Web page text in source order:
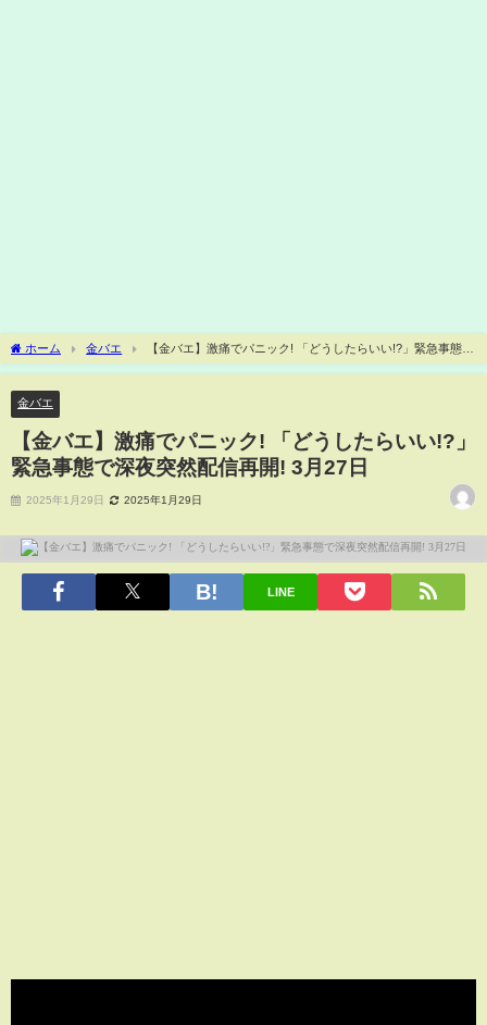
ホーム 金バエ
【金バエ】激痛でパニック! 「どうしたらいい!?」緊急事態で
深夜突然配信再開! 3月27日
金バエ
【金バエ】激痛でパニック! 「どうしたらいい!?」
緊急事態で深夜突然配信再開! 3月27日
2025年1月29日 2025年1月29日
LINE